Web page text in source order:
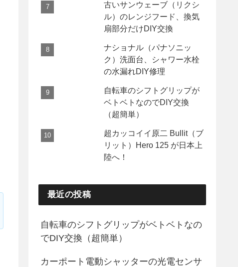
古いサンウェーブ（リクシ
ル）のレンジフード、換気
扇部分だけDIY交換
ナショナル（パナソニッ
ク）洗面台、シャワー水栓
の水漏れDIY修理
自転車のシフトグリップが
ベトベトなのでDIY交換
（超簡単）
超カッコイイ原二 Bullit（ブ
リット）Hero 125 が日本上
陸へ！
最近の投稿
自転車のシフトグリップがベトベトなの
でDIY交換（超簡単）
カーポート電動シャッターの光電センサ